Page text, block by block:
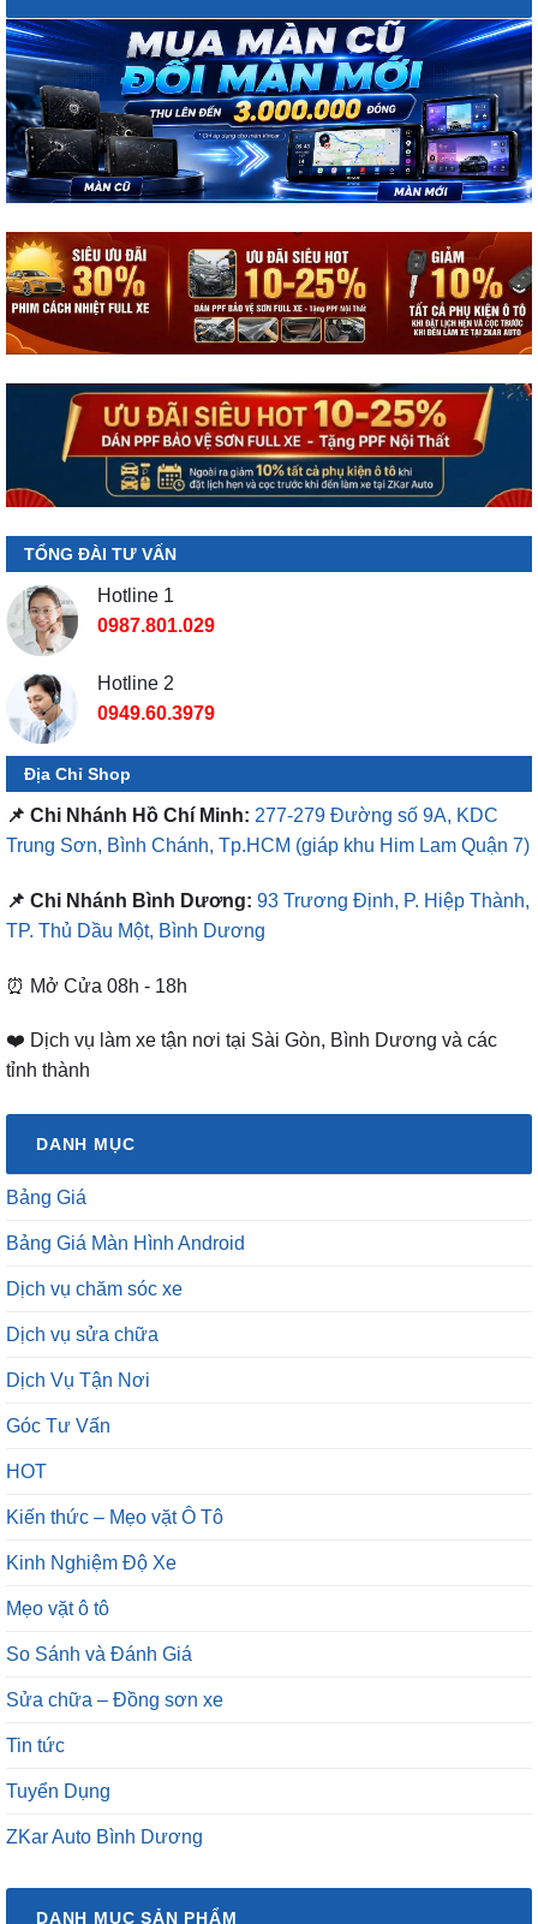
TỔNG ĐÀI TƯ VẤN
Hotline 1
0987.801.029
Hotline 2
0949.60.3979
Địa Chỉ Shop
📌 Chi Nhánh Hồ Chí Minh: 277-279 Đường số 9A, KDC
Trung Sơn, Bình Chánh, Tp.HCM (giáp khu Him Lam Quận 7)
📌 Chi Nhánh Bình Dương: 93 Trương Định, P. Hiệp Thành,
TP. Thủ Dầu Một, Bình Dương
⏰ Mở Cửa 08h - 18h
❤️ Dịch vụ làm xe tận nơi tại Sài Gòn, Bình Dương và các
tỉnh thành
DANH MỤC
Bảng Giá
Bảng Giá Màn Hình Android
Dịch vụ chăm sóc xe
Dịch vụ sửa chữa
Dịch Vụ Tận Nơi
Góc Tư Vấn
HOT
Kiến thức – Mẹo vặt Ô Tô
Kinh Nghiệm Độ Xe
Mẹo vặt ô tô
So Sánh và Đánh Giá
Sửa chữa – Đồng sơn xe
Tin tức
Tuyển Dụng
ZKar Auto Bình Dương
DANH MỤC SẢN PHẨM